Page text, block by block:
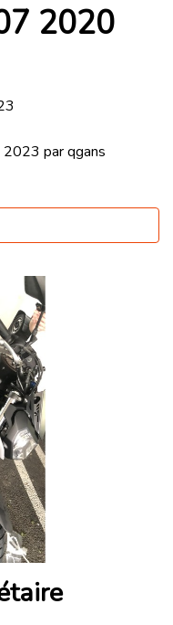
2020
par qgans